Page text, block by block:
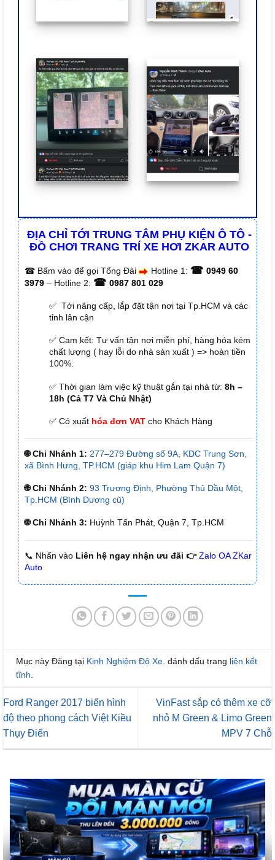
ĐỊA CHỈ TỚI TRUNG TÂM PHỤ KIỆN Ô TÔ -
ĐỒ CHƠI TRANG TRÍ XE HƠI ZKAR AUTO
☎ Bấm vào để gọi Tổng Đài Hotline 1: ☎ 0949 60
3979 – Hotline 2: ☎ 0987 801 029
✅ Tới nâng cấp, lắp đặt tận nơi tại Tp.HCM và các
tỉnh lân cận
✅ Cam kết: Tư vấn tận nơi miễn phí, hàng hóa kém
chất lượng ( hay lỗi do nhà sản xuất ) => hoàn tiền
100%.
✅ Thời gian làm việc kỹ thuật gắn tại nhà từ: 8h –
18h (Cả T7 Và Chủ Nhật)
✅ Có xuất hóa đơn VAT cho Khách Hàng
🌐 Chi Nhánh 1: 277–279 Đường số 9A, KDC Trung Sơn,
xã Bình Hưng, TP.HCM (giáp khu Him Lam Quận 7)
🌐 Chi Nhánh 2: 93 Trương Định, Phường Thủ Dầu Một,
Tp.HCM (Bình Dương cũ)
🌐 Chi Nhánh 3: Huỳnh Tấn Phát, Quận 7, Tp.HCM
📞 Nhấn vào Liên hệ ngay nhận ưu đãi 👉 Zalo OA ZKar
Auto
Mục này Đăng tại Kinh Nghiệm Độ Xe . đánh dấu trang liên kết
tĩnh
Ford Ranger 2017 biến hình
độ theo phong cách Việt Kiều
Thụy Điển
VinFast sắp có thêm xe cỡ
nhỏ M Green & Limo Green
MPV 7 Chỗ